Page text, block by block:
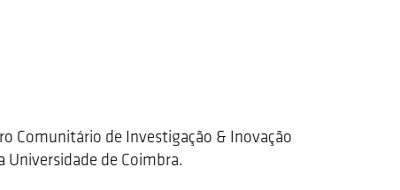
Comunitário de Investigação & Inovação
Universidade de Coimbra.